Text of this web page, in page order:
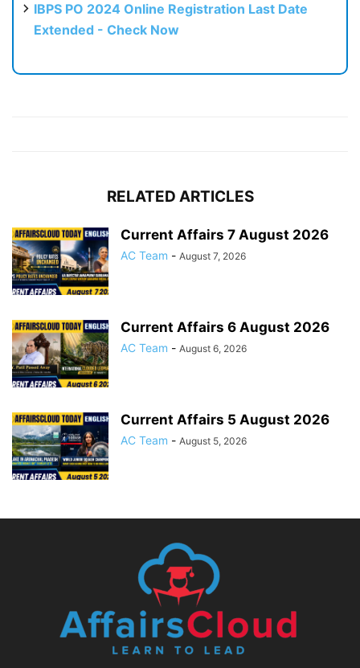
IBPS PO 2024 Online Registration Last Date
Extended - Check Now
RELATED ARTICLES
Current Affairs 7 August 2026
AC Team - August 7, 2026
Current Affairs 6 August 2026
AC Team - August 6, 2026
Current Affairs 5 August 2026
AC Team - August 5, 2026